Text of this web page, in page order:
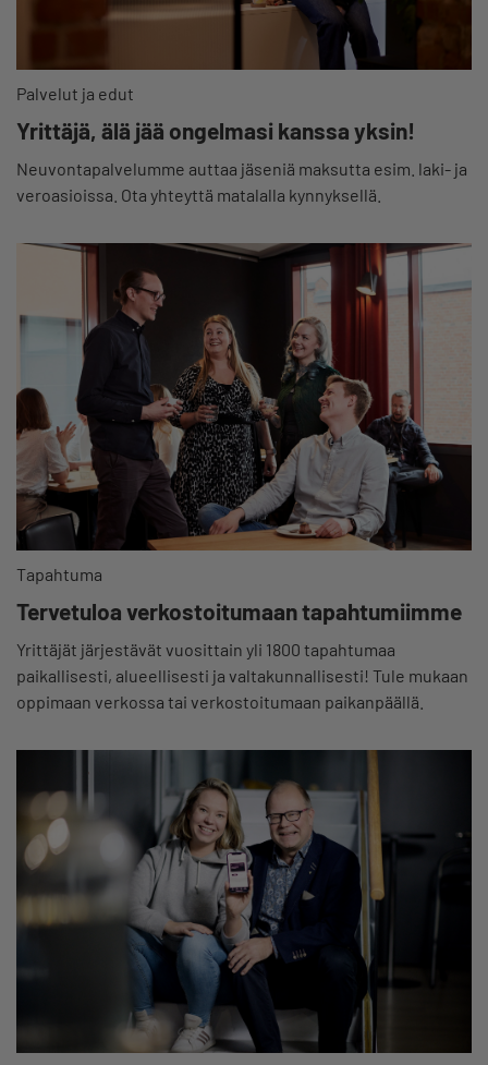
Palvelut ja edut
Yrittäjä, älä jää ongelmasi kanssa yksin!
Neuvontapalvelumme auttaa jäseniä maksutta esim. laki- ja
veroasioissa. Ota yhteyttä matalalla kynnyksellä.
Tapahtuma
Tervetuloa verkostoitumaan tapahtumiimme
Yrittäjät järjestävät vuosittain yli 1800 tapahtumaa
paikallisesti, alueellisesti ja valtakunnallisesti! Tule mukaan
oppimaan verkossa tai verkostoitumaan paikanpäällä.